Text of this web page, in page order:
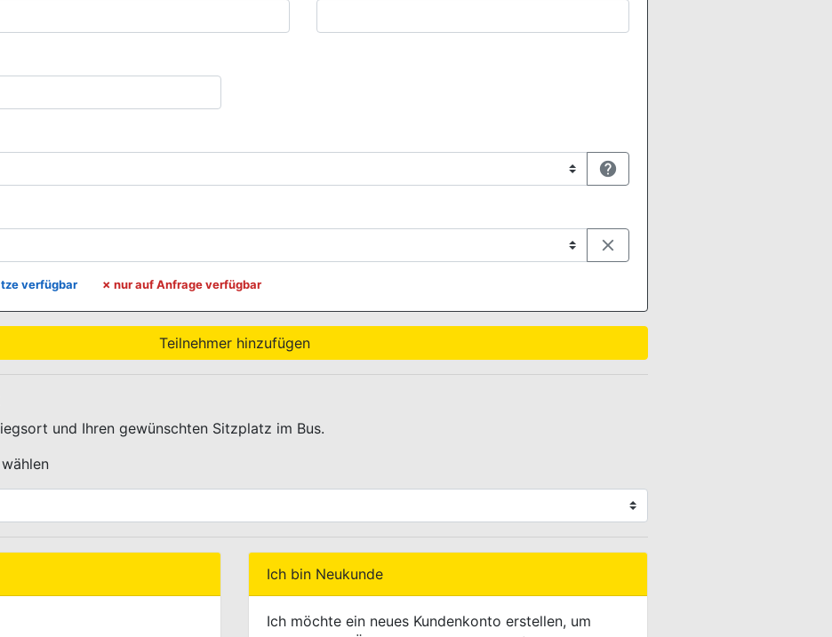


verfügbar ✗ nur auf Anfrage verfügbar
Teilnehmer hinzufügen
und Ihren gewünschten Sitzplatz im Bus.
Ich bin Neukunde
Ich möchte ein neues Kundenkonto erstellen, um